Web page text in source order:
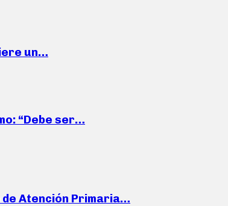
un…
“Debe ser…
Atención Primaria…